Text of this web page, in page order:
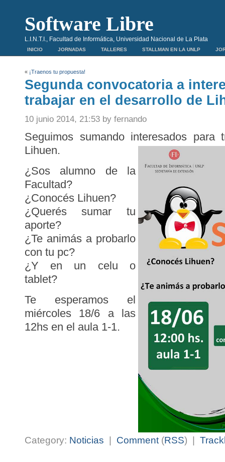
Software Libre
L.I.N.T.I., Facultad de Informática, Universidad Nacional de La Plata
INICIO JORNADAS TALLERES STALLMAN EN LA UNLP
« ¡Traenos tu propuesta!
Segunda convocatoria a
trabajar en el desarrollo de
10 junio 2014, 21:53 by fernando
Seguimos sumando interesados para
Lihuen.
¿Sos alumno de la
Facultad?
¿Conocés Lihuen?
¿Querés sumar tu
aporte?
¿Te animás a probarlo
con tu pc?
¿Y en un celu o
tablet?
Te esperamos el
miércoles 18/6 a las
12hs en el aula 1-1.
Category: Noticias Comment (RSS) |